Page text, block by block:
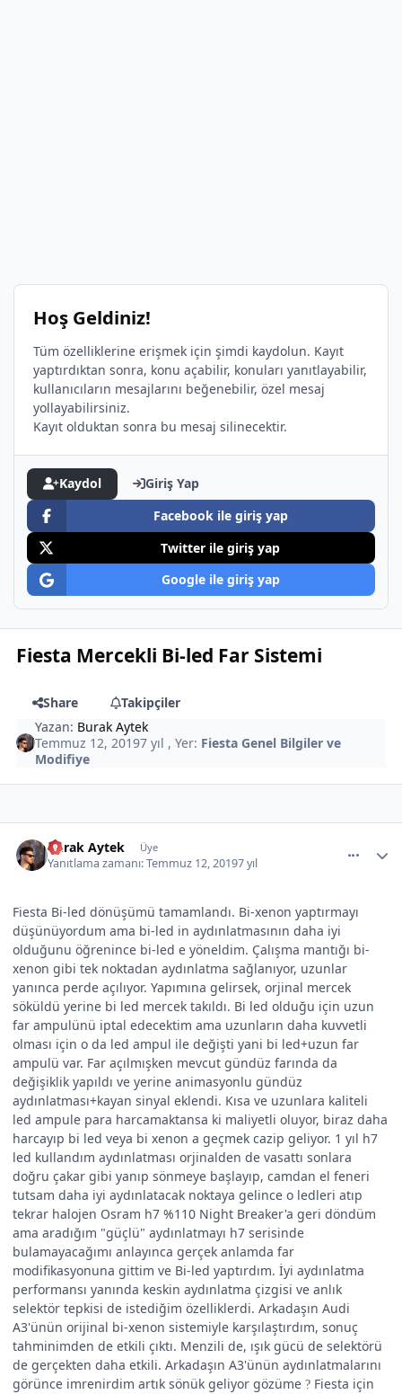
Hoş Geldiniz!
Tüm özelliklerine erişmek için şimdi kaydolun. Kayıt
yaptırdıktan sonra, konu açabilir, konuları yanıtlayabilir,
kullanıcıların mesajlarını beğenebilir, özel mesaj
yollayabilirsiniz.
Kayıt olduktan sonra bu mesaj silinecektir.
Kaydol
Giriş Yap
Facebook ile giriş yap
Twitter ile giriş yap
Google ile giriş yap
Fiesta Mercekli Bi-led Far Sistemi
Share
Takipçiler
Yazan: Burak Aytek
Temmuz 12, 20197 yıl , Yer: Fiesta Genel Bilgiler ve
Modifiye
Burak Aytek Üye
Yanıtlama zamanı:Temmuz 12, 20197 yıl
Fiesta Bi-led dönüşümü tamamlandı. Bi-xenon yaptırmayı
düşünüyordum ama bi-led in aydınlatmasının daha iyi
olduğunu öğrenince bi-led e yöneldim. Çalışma mantığı bi-
xenon gibi tek noktadan aydınlatma sağlanıyor, uzunlar
yanınca perde açılıyor. Yapımına gelirsek, orjinal mercek
söküldü yerine bi led mercek takıldı. Bi led olduğu için uzun
far ampulünü iptal edecektim ama uzunların daha kuvvetli
olması için o da led ampul ile değişti yani bi led+uzun far
ampulü var. Far açılmışken mevcut gündüz farında da
değişiklik yapıldı ve yerine animasyonlu gündüz
aydınlatması+kayan sinyal eklendi. Kısa ve uzunlara kaliteli
led ampule para harcamaktansa ki maliyetli oluyor, biraz daha
harcayıp bi led veya bi xenon a geçmek cazip geliyor. 1 yıl h7
led kullandım aydınlatması orjinalden de vasattı sonlara
doğru çakar gibi yanıp sönmeye başlayıp, camdan el feneri
tutsam daha iyi aydınlatacak noktaya gelince o ledleri atıp
tekrar halojen Osram h7 %110 Night Breaker'a geri döndüm
ama aradığım "güçlü" aydınlatmayı h7 serisinde
bulamayacağımı anlayınca gerçek anlamda far
modifikasyonuna gittim ve Bi-led yaptırdım. İyi aydınlatma
performansı yanında keskin aydınlatma çizgisi ve anlık
selektör tepkisi de istediğim özelliklerdi. Arkadaşın Audi
A3'ünün orijinal bi-xenon sistemiyle karşılaştırdım, sonuç
tahminimden de etkili çıktı. Menzili de, ışık gücü de selektörü
de gerçekten daha etkili. Arkadaşın A3'ünün aydınlatmalarını
görünce imrenirdim artık sönük geliyor gözüme ? Fiesta için